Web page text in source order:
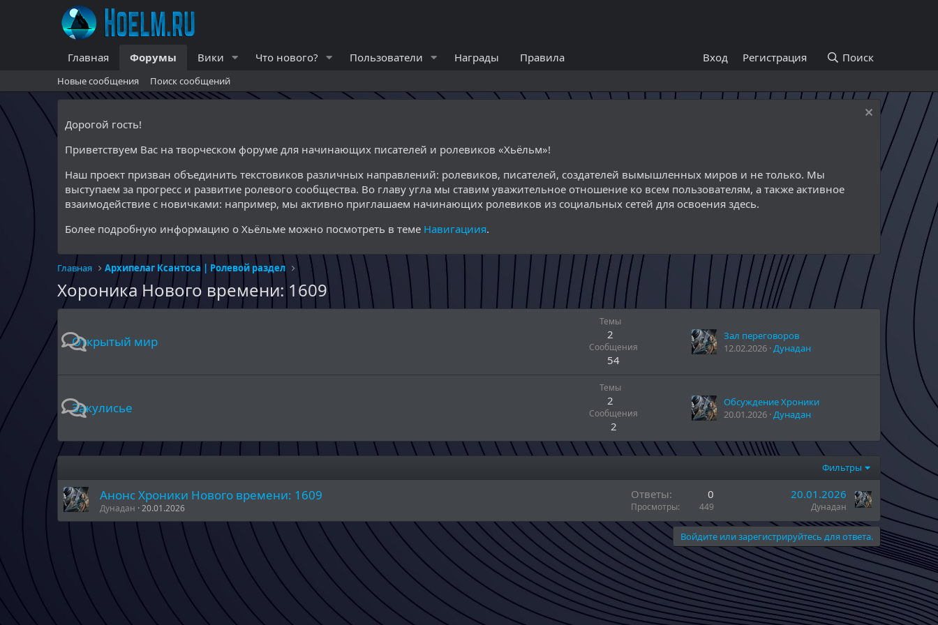
Главная Форумы Вики Что нового? Пользователи Награды Правила Вход Регистрация Поиск
Новые сообщения Поиск сообщений
Дорогой гость!
Приветствуем Вас на творческом форуме для начинающих писателей и ролевиков «Хьёльм»!
Наш проект призван объединить текстовиков различных направлений: ролевиков, писателей, создателей вымышленных миров и не только. Мы
выступаем за прогресс и развитие ролевого сообщества. Во главу угла мы ставим уважительное отношение ко всем пользователям, а также активное
взаимодействие с новичками: например, мы активно приглашаем начинающих ролевиков из социальных сетей для освоения здесь.
Более подробную информацию о Хьёльме можно посмотреть в теме Навигациия.
Главная Архипелаг Ксантоса | Ролевой раздел
Хороника Нового времени: 1609
Открытый мир
Темы
2
Сообщения
54
Зал переговоров
12.02.2026 Дунадан
Закулисье
Темы
2
Сообщения
2
Обсуждение Хроники
20.01.2026 Дунадан
Фильтры
Анонс Хроники Нового времени: 1609
Дунадан 20.01.2026
Ответы 0
Просмотры 449
20.01.2026
Дунадан
Войдите или зарегистрируйтесь для ответа.